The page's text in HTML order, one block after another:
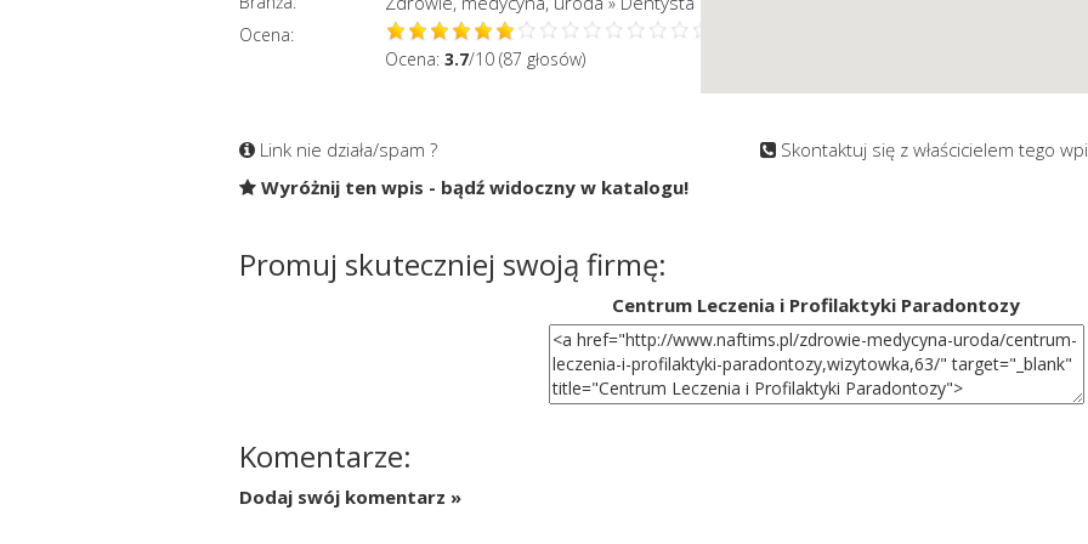
Ocena:
Ocena: 3.7/10 (87 głosów)
Link nie działa/spam ?
Skontaktuj się z właścicielem tego
Wyróżnij ten wpis - bądź widoczny w katalogu!
Promuj skuteczniej swoją firmę:
Centrum Leczenia i Profilaktyki Paradontozy
Komentarze:
Dodaj swój komentarz »